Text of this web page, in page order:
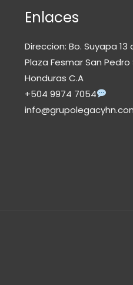
Enlaces
Direccion: Bo. Suyapa 13
Plaza Fesmar San Pedro
Honduras C.A
+504 9974 7054